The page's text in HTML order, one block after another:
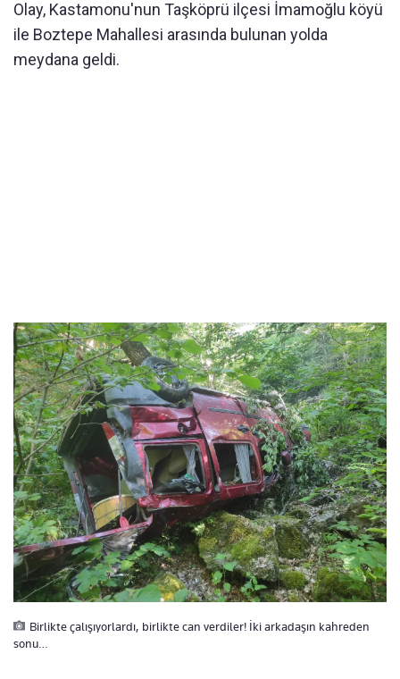
Olay, Kastamonu'nun Taşköprü ilçesi İmamoğlu köyü
ile Boztepe Mahallesi arasında bulunan yolda
meydana geldi.
Birlikte çalışıyorlardı, birlikte can verdiler! İki arkadaşın kahreden
sonu…